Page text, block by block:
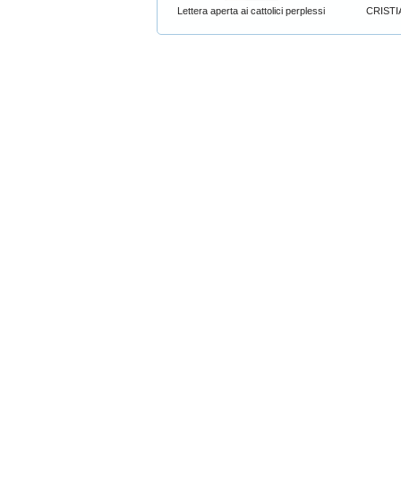
Lettera aperta ai cattolici perplessi